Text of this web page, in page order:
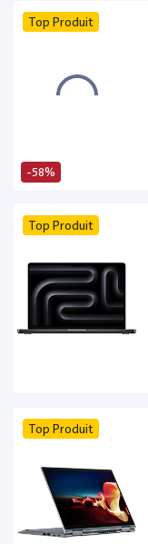
-58%
Top Produit
Top Produit
Top Produit